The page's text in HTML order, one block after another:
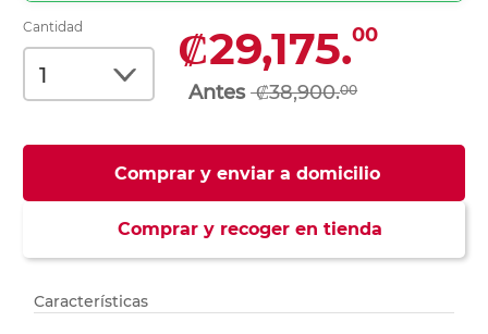
Cantidad ₡29,175.00
₡38,900.00
Comprar y enviar a domicilio
Comprar y recoger en tienda
Características